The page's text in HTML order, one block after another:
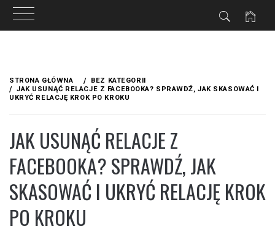
treści
STRONA GŁÓWNA
BEZ KATEGORII
JAK USUNĄĆ RELACJE Z FACEBOOKA? SPRAWDŹ, JAK SKASOWAĆ I
UKRYĆ RELACJĘ KROK PO KROKU
JAK USUNĄĆ RELACJE Z
FACEBOOKA? SPRAWDŹ, JAK
SKASOWAĆ I UKRYĆ RELACJĘ KROK
PO KROKU